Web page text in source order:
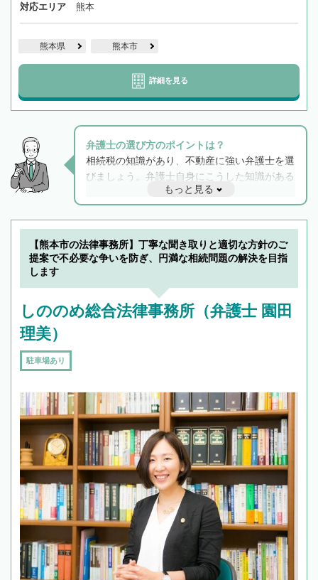
対応エリア 熊本
熊本県 熊本市
詳細を見る
弁護士の選び方のポイントは？
相続税の知識があり、不動産に強い弁護士を選
びましょう。弁護士自身にこうした知識がある
と他士業との連携もスムーズに進み、トラブル
解決のみならず相続をトータルで任せることが
できます。また、相続は感情がからむ分野なの
でフィーリングも重要です。実際に電話や面談
で複数の弁護士と会話をしてウマが合う方に依
もっと見る
【熊本市の法律事務所】丁寧な聞き取りと適切な方針のご
提案で不必要な争いを防ぎ、円満な相続問題の解決を目指
します
しののめ総合法律事務所（弁護士 園田
理美）
駐車場あり